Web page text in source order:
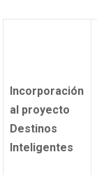
Incorporación
al proyecto
Destinos
Inteligentes